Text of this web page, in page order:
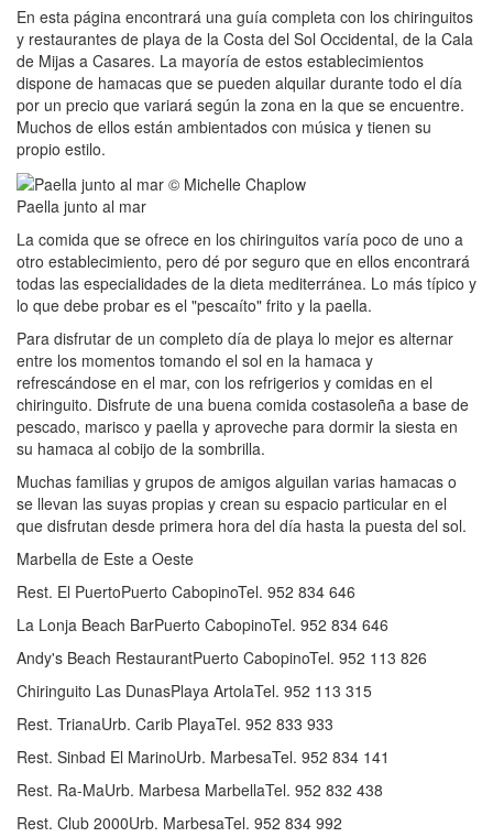
En esta página encontrará una guía completa con los chiringuitos
y restaurantes de playa de la Costa del Sol Occidental, de la Cala
de Mijas a Casares. La mayoría de estos establecimientos
dispone de hamacas que se pueden alquilar durante todo el día
por un precio que variará según la zona en la que se encuentre.
Muchos de ellos están ambientados con música y tienen su
propio estilo.
Paella junto al mar
La comida que se ofrece en los chiringuitos varía poco de uno a
otro establecimiento, pero dé por seguro que en ellos encontrará
todas las especialidades de la dieta mediterránea. Lo más típico y
lo que debe probar es el "pescaíto" frito y la paella.
Para disfrutar de un completo día de playa lo mejor es alternar
entre los momentos tomando el sol en la hamaca y
refrescándose en el mar, con los refrigerios y comidas en el
chiringuito. Disfrute de una buena comida costasoleña a base de
pescado, marisco y paella y aproveche para dormir la siesta en
su hamaca al cobijo de la sombrilla.
Muchas familias y grupos de amigos alguilan varias hamacas o
se llevan las suyas propias y crean su espacio particular en el
que disfrutan desde primera hora del día hasta la puesta del sol.
Marbella de Este a Oeste
Rest. El PuertoPuerto CabopinoTel. 952 834 646
La Lonja Beach BarPuerto CabopinoTel. 952 834 646
Andy's Beach RestaurantPuerto CabopinoTel. 952 113 826
Chiringuito Las DunasPlaya ArtolaTel. 952 113 315
Rest. TrianaUrb. Carib PlayaTel. 952 833 933
Rest. Sinbad El MarinoUrb. MarbesaTel. 952 834 141
Rest. Ra-MaUrb. Marbesa MarbellaTel. 952 832 438
Rest. Club 2000Urb. MarbesaTel. 952 834 992